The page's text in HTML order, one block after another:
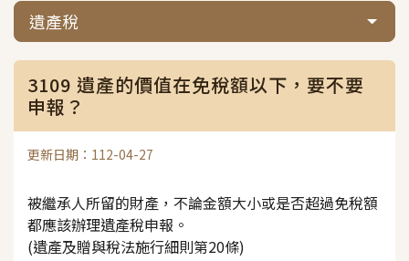
遺產稅
3109 遺產的價值在免稅額以下，要不要
申報？
更新日期：112-04-27
被繼承人所留的財產，不論金額大小或是否超過免稅額
都應該辦理遺產稅申報。
(遺產及贈與稅法施行細則第20條)